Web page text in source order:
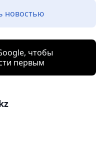
новостью
чтобы
первым